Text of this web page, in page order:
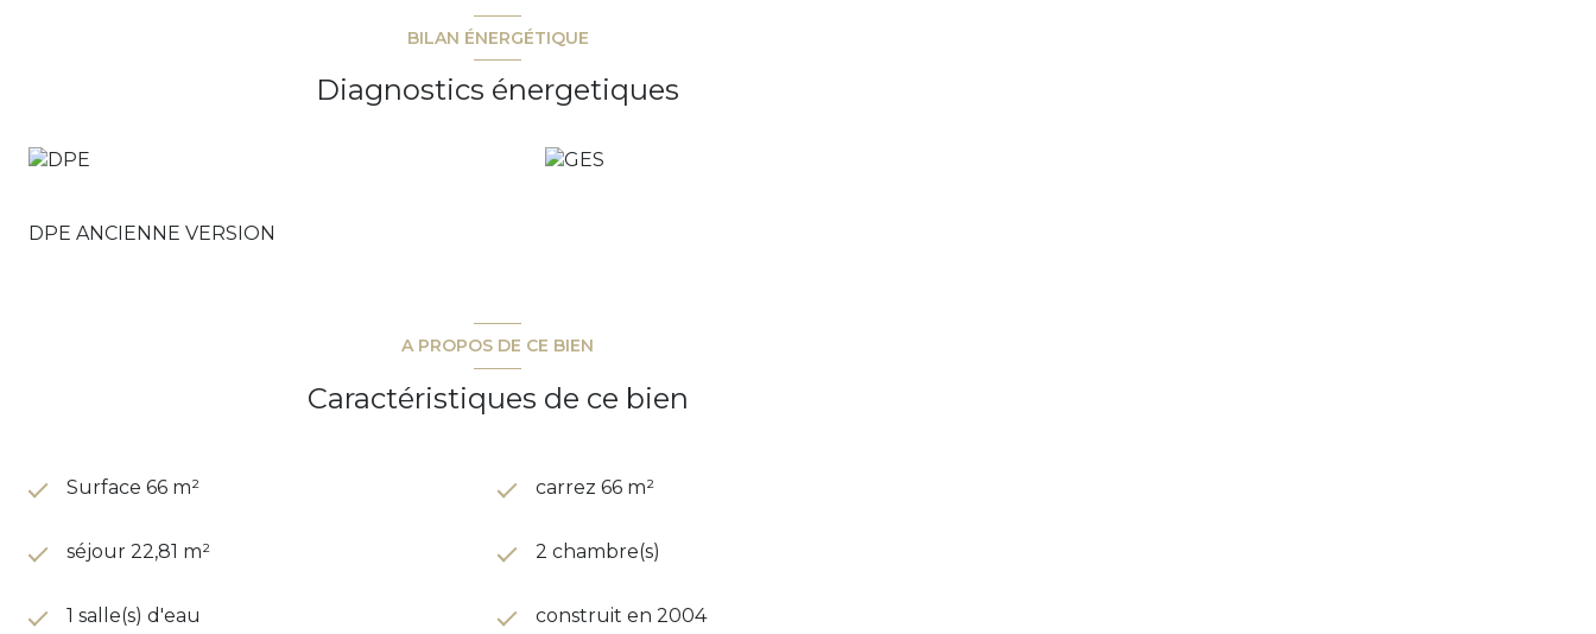
BILAN ÉNERGÉTIQUE
Diagnostics énergetiques
DPE ANCIENNE VERSION
A PROPOS DE CE BIEN
Caractéristiques de ce bien
Surface 66 m² carrez 66 m²
séjour 22,81 m² 2 chambre(s)
1 salle(s) d'eau construit en 2004